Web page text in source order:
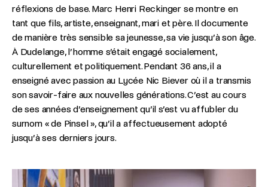
réflexions de base. Marc Henri Reckinger se montre en
tant que fils, artiste, enseignant, mari et père. Il documente
de manière très sensible sa jeunesse, sa vie jusqu’à son âge.
À Dudelange, l’homme s’était engagé socialement,
culturellement et politiquement. Pendant 36 ans, il a
enseigné avec passion au Lycée Nic Biever où il a transmis
son savoir-faire aux nouvelles générations. C’est au cours
de ses années d’enseignement qu’il s’est vu affubler du
surnom « de Pinsel », qu’il a affectueusement adopté
jusqu’à ses derniers jours.